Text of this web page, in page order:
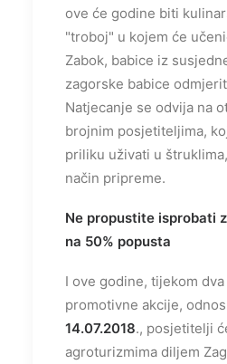
ove će godine biti
"troboj" u kojem će
Zabok, babice iz
zagorske babice
Natjecanje se odvija na
brojnim posjetiteljima,
priliku uživati u
način pripreme.
Ne propustite isprobati
na 50% popusta
I ove godine, tijekom
promotivne akcije,
14.07.2018., posjetitelji
agroturizmima diljem